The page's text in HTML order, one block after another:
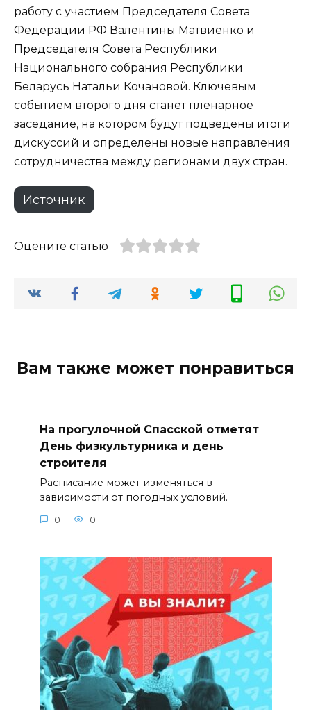
работу с участием Председателя Совета
Федерации РФ Валентины Матвиенко и
Председателя Совета Республики
Национального собрания Республики
Беларусь Натальи Кочановой. Ключевым
событием второго дня станет пленарное
заседание, на котором будут подведены итоги
дискуссий и определены новые направления
сотрудничества между регионами двух стран.
Источник
Оцените статью
Вам также может понравиться
На прогулочной Спасской отметят
День физкультурника и день
строителя
Расписание может изменяться в
зависимости от погодных условий.
0 0